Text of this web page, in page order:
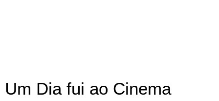
Um Dia fui ao Cinema